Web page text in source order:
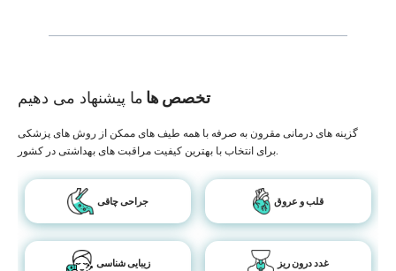
تخصص ها ما پیشنهاد می دهیم
گزینه های درمانی مقرون به صرفه با همه طیف های ممکن از روش های پزشکی
برای انتخاب با بهترین کیفیت مراقبت های بهداشتی در کشور.
جراحی چاقی قلب و عروق
زیبایی شناسی غدد درون ریز